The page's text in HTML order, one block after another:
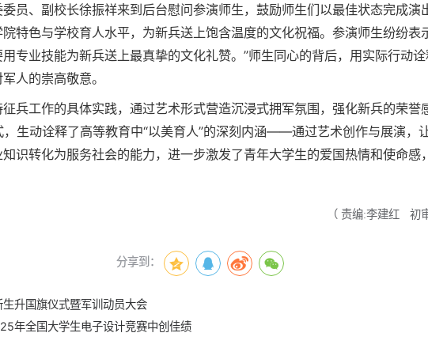
员、副校长徐振祥来到后台慰问参演师生，鼓励师生们以最佳状态完成演
特色与学校育人水平，为新兵送上饱含温度的文化祝福。参演师生纷纷表
专业技能为新兵送上最真挚的文化礼赞。”师生同心的背后，用实际行动
人的崇高敬意。
兵工作的具体实践，通过艺术形式营造沉浸式拥军氛围，强化新兵的荣誉
，生动诠释了高等教育中“以美育人”的深刻内涵——通过艺术创作与展演，
识转化为服务社会的能力，进一步激发了青年大学生的爱国热情和使命感
（ 责编:李建红 初
分享到：
升国旗仪式暨军训动员大会
年全国大学生电子设计竞赛中创佳绩